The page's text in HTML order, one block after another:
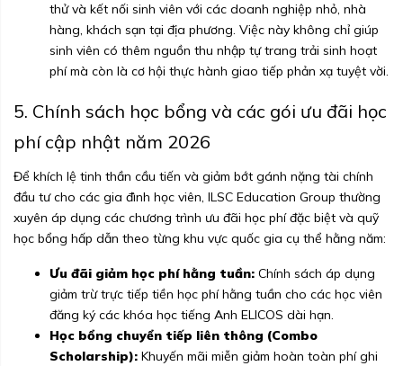
thử và kết nối sinh viên với các doanh nghiệp nhỏ, nhà
hàng, khách sạn tại địa phương. Việc này không chỉ giúp
sinh viên có thêm nguồn thu nhập tự trang trải sinh hoạt
phí mà còn là cơ hội thực hành giao tiếp phản xạ tuyệt vời.
5. Chính sách học bổng và các gói ưu đãi học
phí cập nhật năm 2026
Để khích lệ tinh thần cầu tiến và giảm bớt gánh nặng tài chính
đầu tư cho các gia đình học viên, ILSC Education Group thường
xuyên áp dụng các chương trình ưu đãi học phí đặc biệt và quỹ
học bổng hấp dẫn theo từng khu vực quốc gia cụ thể hằng năm:
Ưu đãi giảm học phí hằng tuần: Chính sách áp dụng
giảm trừ trực tiếp tiền học phí hằng tuần cho các học viên
đăng ký các khóa học tiếng Anh ELICOS dài hạn.
Học bổng chuyển tiếp liên thông (Combo
Scholarship): Khuyến mãi miễn giảm hoàn toàn phí ghi